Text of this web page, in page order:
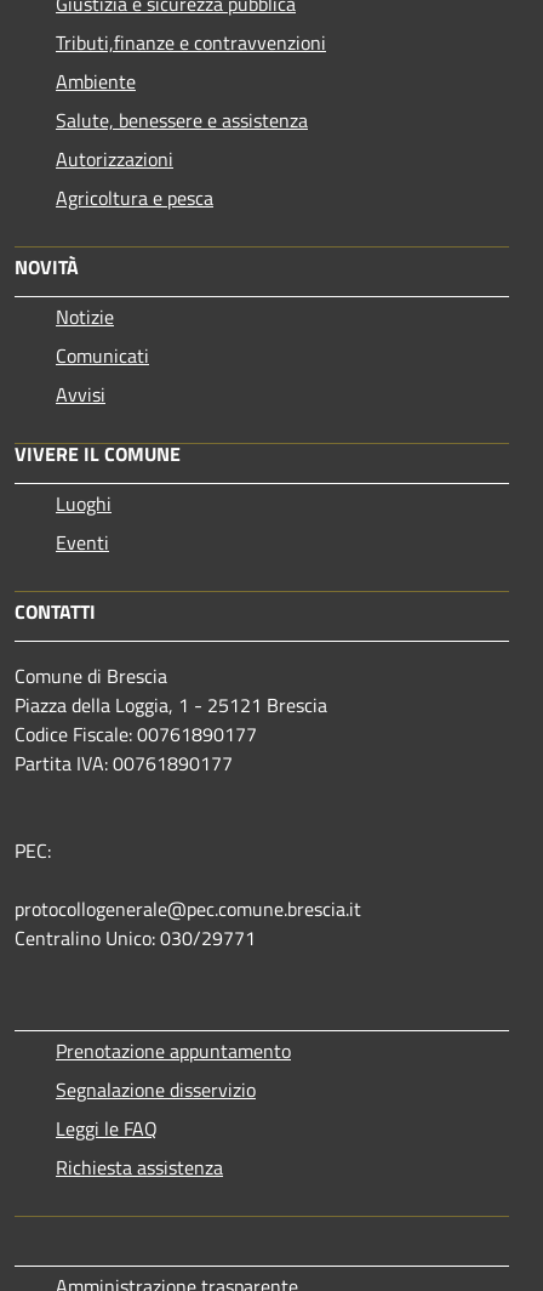
Tributi,finanze e contravvenzioni
Ambiente
Salute, benessere e assistenza
Autorizzazioni
Agricoltura e pesca
NOVITÀ
Notizie
Comunicati
Avvisi
VIVERE IL COMUNE
Luoghi
Eventi
CONTATTI
Comune di Brescia
Piazza della Loggia, 1 - 25121 Brescia
Codice Fiscale: 00761890177
Partita IVA: 00761890177
PEC:
protocollogenerale@pec.comune.brescia.it
Centralino Unico: 030/29771
Prenotazione appuntamento
Segnalazione disservizio
Leggi le FAQ
Richiesta assistenza